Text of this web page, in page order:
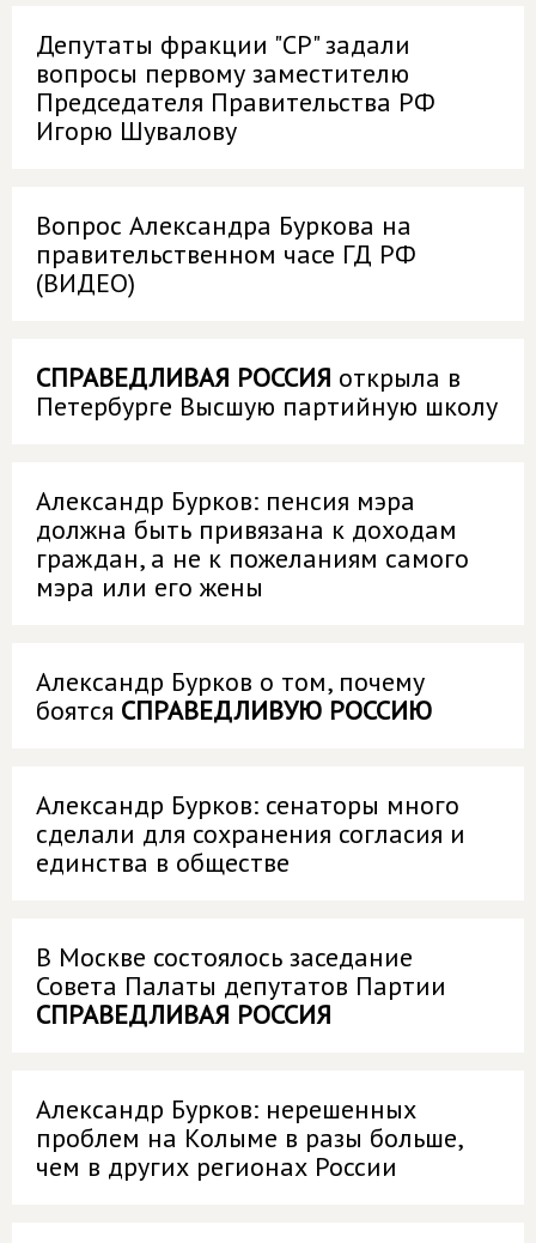
Депутаты фракции "СР" задали
вопросы первому заместителю
Председателя Правительства РФ
Игорю Шувалову
Вопрос Александра Буркова на
правительственном часе ГД РФ
(ВИДЕО)
СПРАВЕДЛИВАЯ РОССИЯ открыла в
Петербурге Высшую партийную школу
Александр Бурков: пенсия мэра
должна быть привязана к доходам
граждан, а не к пожеланиям самого
мэра или его жены
Александр Бурков о том, почему
боятся СПРАВЕДЛИВУЮ РОССИЮ
Александр Бурков: сенаторы много
сделали для сохранения согласия и
единства в обществе
В Москве состоялось заседание
Совета Палаты депутатов Партии
СПРАВЕДЛИВАЯ РОССИЯ
Александр Бурков: нерешенных
проблем на Колыме в разы больше,
чем в других регионах России